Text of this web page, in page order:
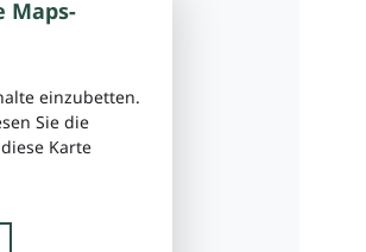
Maps-
einzubetten.
Sie die
Karte